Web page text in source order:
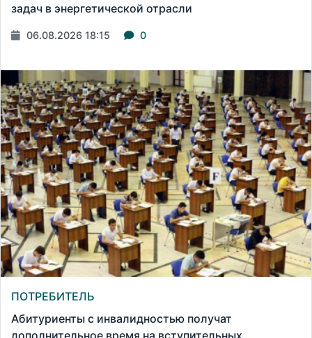
задач в энергетической отрасли
06.08.2026 18:15 0
ПОТРЕБИТЕЛЬ
Абитуриенты с инвалидностью получат